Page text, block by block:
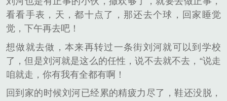
看看手表，天，都十点了，那还去个球，回家睡觉
觉，下午再去吧！
想做就去做，本来再转过一条街刘河就可以到学校
了，但是刘河就是这么的任性，说不去就不去，“说走
咱就走，你有我有全都有啊！
回到家的时候刘河已经累的精疲力尽了，鞋还没脱，